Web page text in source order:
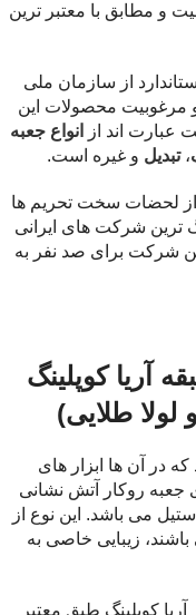
و مطابق با معتبر ترین
از سازمان ملی
مرغوبیت محصولات این
اند از
انواع جعبه
،تبدیل و غیره است.
از لحضات سخت تحریم ها
ترین شرکت های ایرانی
شرکت برای صد نفر به
آریا کوپلینگ
طلایی)
در آن ها ابزار های
جعبه روکار آتش نشانی
استیل می باشد. این نوع از
زیبایی خاصی به
کوپلینگ طبق معتبر